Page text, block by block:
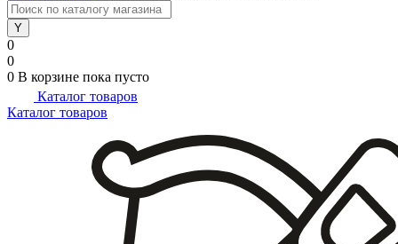
0
0
0 В корзине пока пусто
Каталог товаров
Каталог товаров